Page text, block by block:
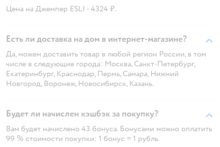
Цена на Джемпер ESLI - 4324 ₽.
Есть ли доставка на дом в интернет-магазине?
Да, можем доставить товар в любой регион России, в том
числе в следующие города: Москва, Санкт-Петербург,
Екатеринбург, Краснодар, Пермь, Самара, Нижний
Новгород, Воронеж, Новосибирск, Казань.
Будет ли начислен кэшбэк за покупку?
Вам будет начислено 43 бонуса. Бонусами можно оплатить
99 % стоимости покупки: 1 бонус = 1 рубль.